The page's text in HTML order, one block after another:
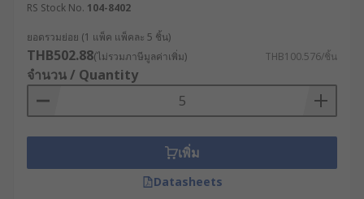
RS Stock No. 104-8402
ยอดรวมย่อย (1 แพ็ค แพ็คละ 5 ชิ้น)
THB502.88(ไม่รวมภาษีมูลค่าเพิ่ม) THB100.576/ชิ้น
จำนวน / Quantity
เพิ่ม
Datasheets